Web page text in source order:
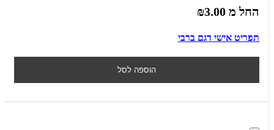
החל מ ₪3.00
תפריט אישי דגם ברבי
הוספה לסל